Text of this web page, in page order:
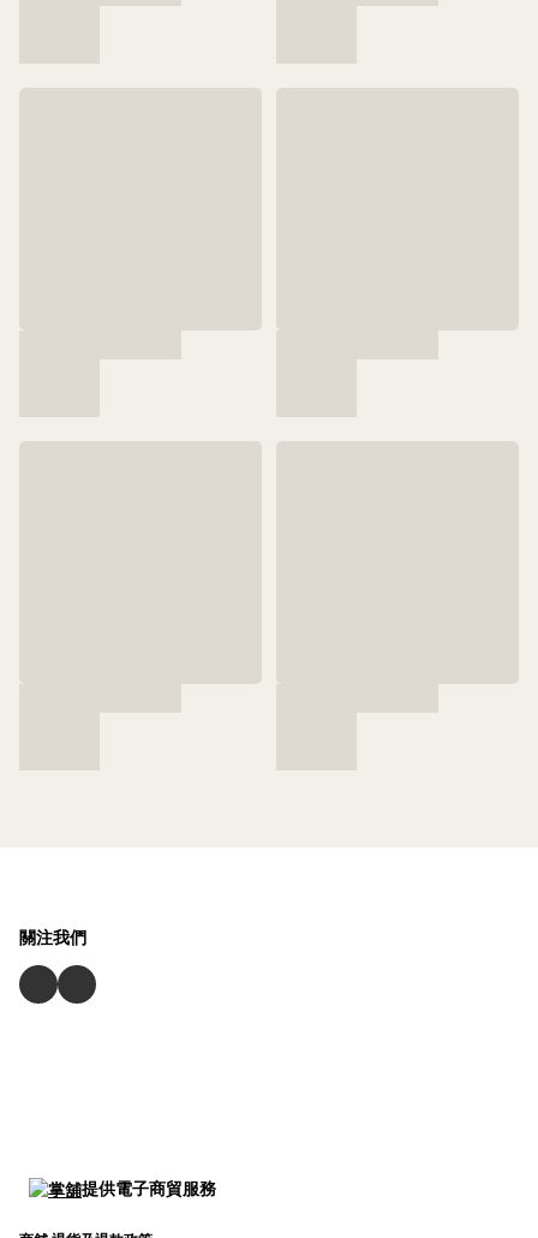
關注我們
提供電子商貿服務